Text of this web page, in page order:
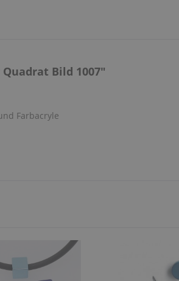
Bild 1007"
Farbacryle